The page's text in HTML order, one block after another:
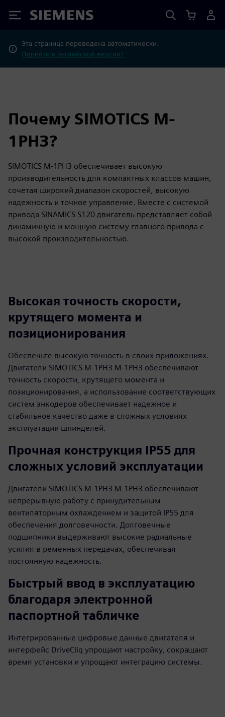
Siemens
Эта страница переведена автоматически.
Перейти к английской версии?
Почему SIMOTICS M-
1PH3?
SIMOTICS M‑1PH3 обеспечивает высокую
производительность для компактных классов машин,
сочетая широкий диапазон скоростей, высокую
надежность и точное управление. Вместе с системой
привода SINAMICS S120 двигатель представляет собой
динамичную и мощную систему главного привода с
высокой производительностью.
Высокая точность скорости,
крутящего момента и
позиционирования
Обеспечьте высокую точность в своих приложениях.
Двигатели SIMOTICS M-1PH3 M-1PH3 обеспечивают
точность скорости, крутящего момента и
позиционирования, а использование соответствующих
систем энкодеров обеспечивает надежное и
стабильное качество даже в сложных условиях
эксплуатации шпинделей.
Прочная конструкция IP55 для
сложных условий эксплуатации
Двигатели SIMOTICS M-1PH3 M-1PH3 обеспечивают
непрерывную работу с принудительным
вентиляторным охлаждением и защитой IP55 для
обеспечения долговечности. Долговечные
подшипники выдерживают высокие радиальные
усилия в ременных передачах, обеспечивая
постоянную надежность.
Быстрый ввод в эксплуатацию
благодаря электронной
паспортной табличке
Интегрированные цифровые данные двигателя и
интерфейс DriveCliq упрощают настройку, сокращают
время установки и упрощают интеграцию системы.